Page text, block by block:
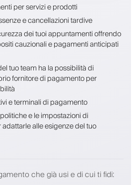
per servizi e prodotti
e cancellazioni tardive
dei tuoi appuntamenti offrendo
cauzionali e pagamenti anticipati
tuo team ha la possibilità di
fornitore di pagamento per
e terminali di pagamento
e le impostazioni di
alle esigenze del tuo
che già usi e di cui ti fidi: